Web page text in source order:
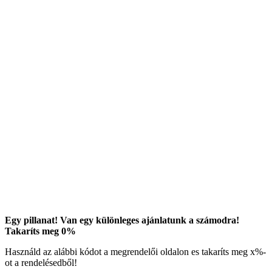
Egy pillanat! Van egy különleges ajánlatunk a számodra!
Takaríts meg 0%
Használd az alábbi kódot a megrendelői oldalon es takaríts meg x%-
ot a rendelésedből!